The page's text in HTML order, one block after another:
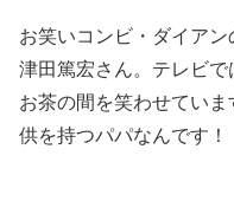
お笑いコンビ・ダイア
津田篤宏さん。テレビで
お茶の間を笑わせてい
供を持つパパなんです！